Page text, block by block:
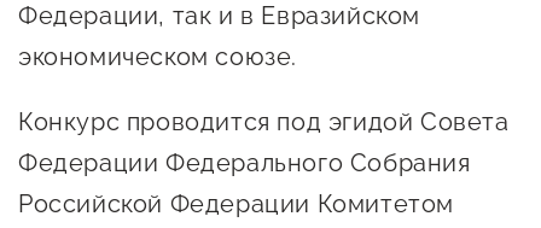
Поддержка социальных
предпринимателей
Поддержка экспортеров
Финансовая поддержка
Меры поддержки в условиях
Федерации, так и в Евразийском
экономическом союзе.
Конкурс проводится под эгидой Совета
Федерации Федерального Собрания
Российской Федерации Комитетом